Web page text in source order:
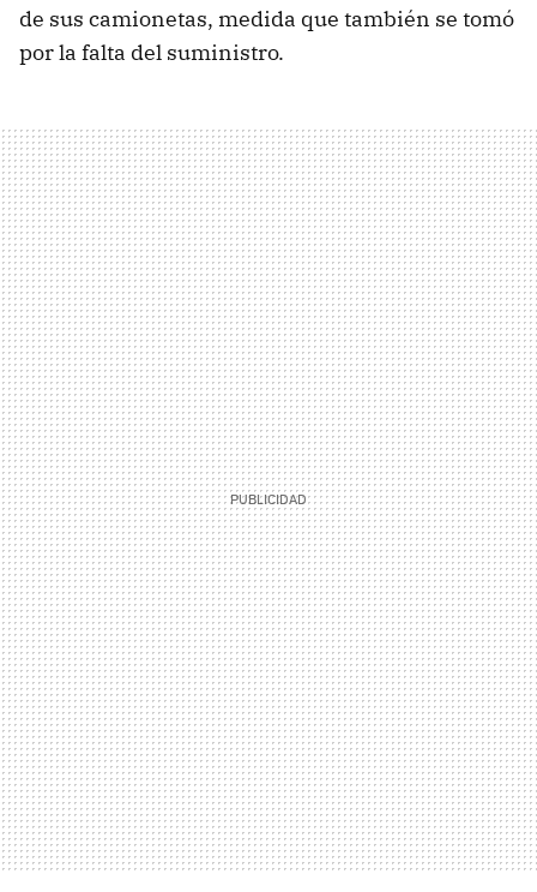
de sus camionetas, medida que también se tomó
por la falta del suministro.